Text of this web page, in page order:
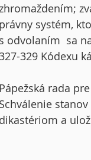
právny systém,
s odvolaním sa
329 Kódexu
Pápežská rada
Schválenie
dikastériom a